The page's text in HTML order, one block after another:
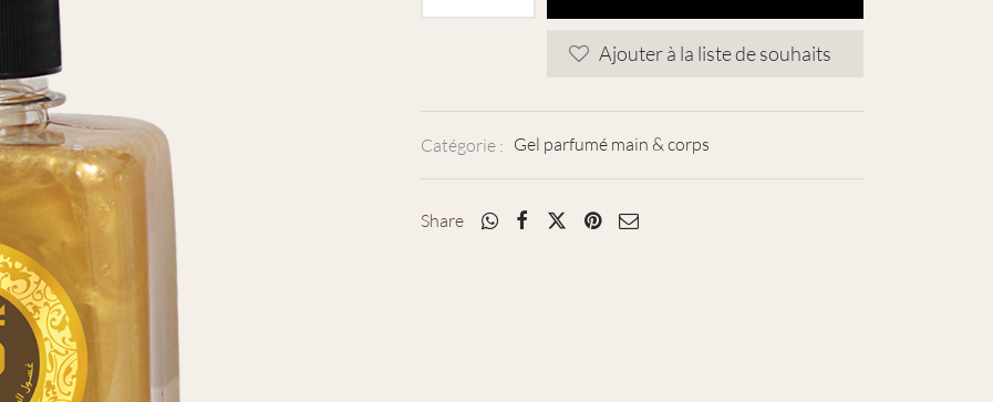
Ajouter à la liste de souhaits
Catégorie : Gel parfumé main & corps
Share